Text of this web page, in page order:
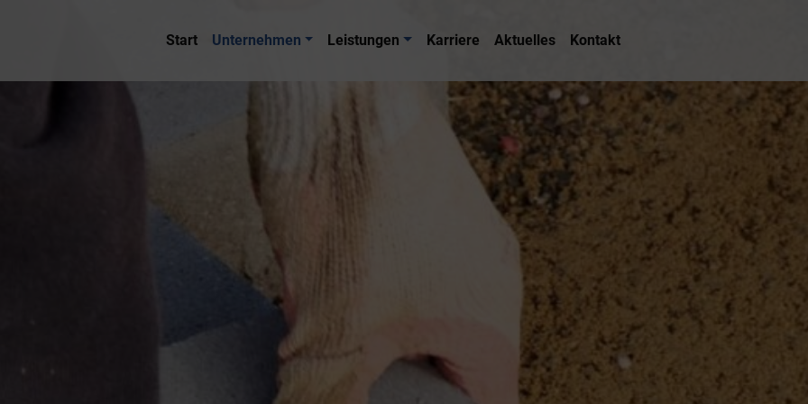
Start Unternehmen Leistungen Karriere Aktuelles Kontakt